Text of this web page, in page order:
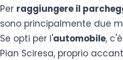
Per raggiungere il
sono principalmente due
Se opti per l'automobile,
Pian Sciresa, proprio